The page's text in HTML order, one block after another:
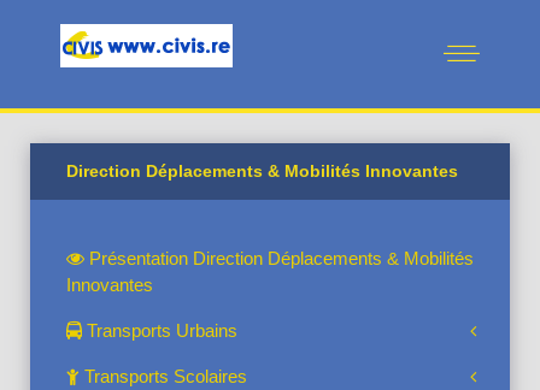
Direction Déplacements & Mobilités Innovantes
Présentation Direction Déplacements & Mobilités
Innovantes
Transports Urbains
Transports Scolaires